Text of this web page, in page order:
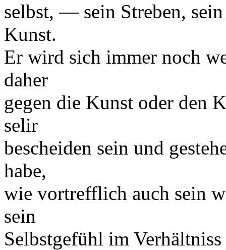
selbst, — sein Streben,
Kunst.
Er wird sich immer noch
daher
gegen die Kunst oder den
selir
bescheiden sein und
habe,
wie vortrefflich auch sein
sein
Selbstgefühl im